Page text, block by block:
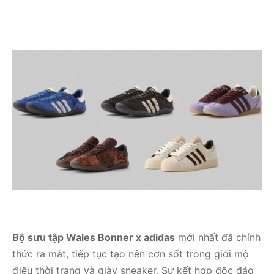
Bộ sưu tập Wales Bonner x adidas mới nhất đã chính
thức ra mắt, tiếp tục tạo nên cơn sốt trong giới mộ
điệu thời trang và giày sneaker. Sự kết hợp độc đáo